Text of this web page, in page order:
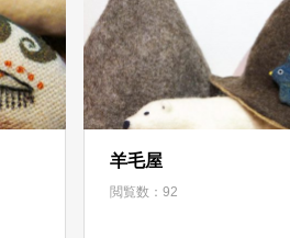
羊毛屋
閲覧数：92